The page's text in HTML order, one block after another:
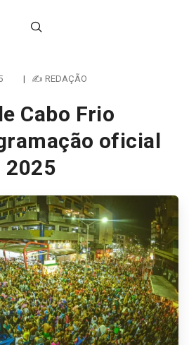
| ✍ REDAÇÃO
Cabo Frio
oficial
2025